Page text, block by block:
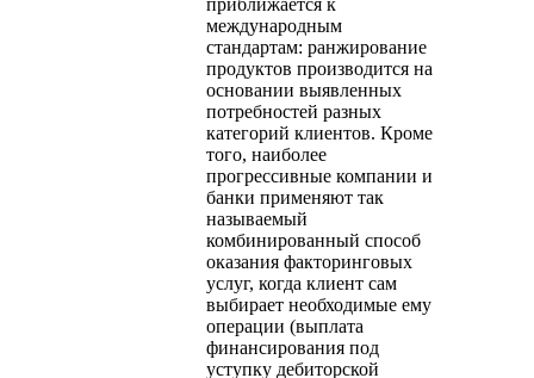
международным
стандартам: ранжирование
продуктов производится на
основании выявленных
потребностей разных
категорий клиентов. Кроме
того, наиболее
прогрессивные компании и
банки применяют так
называемый
комбинированный способ
оказания факторинговых
услуг, когда клиент сам
выбирает необходимые ему
операции (выплата
финансирования под
уступку дебиторской